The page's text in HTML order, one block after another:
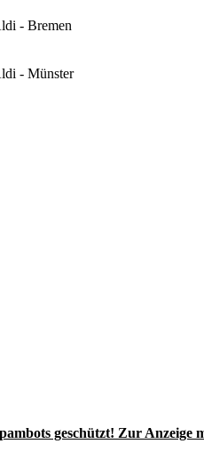
- Bremen
- Münster
geschützt! Zur Anzeige